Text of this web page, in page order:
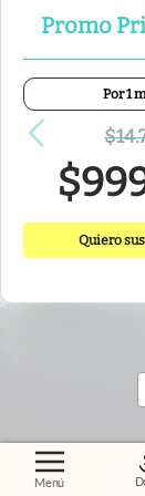
Menú
Promo
Por 1
$
$
Quiero
Financial
CEOs
apocalipsis
Ciara Nugent